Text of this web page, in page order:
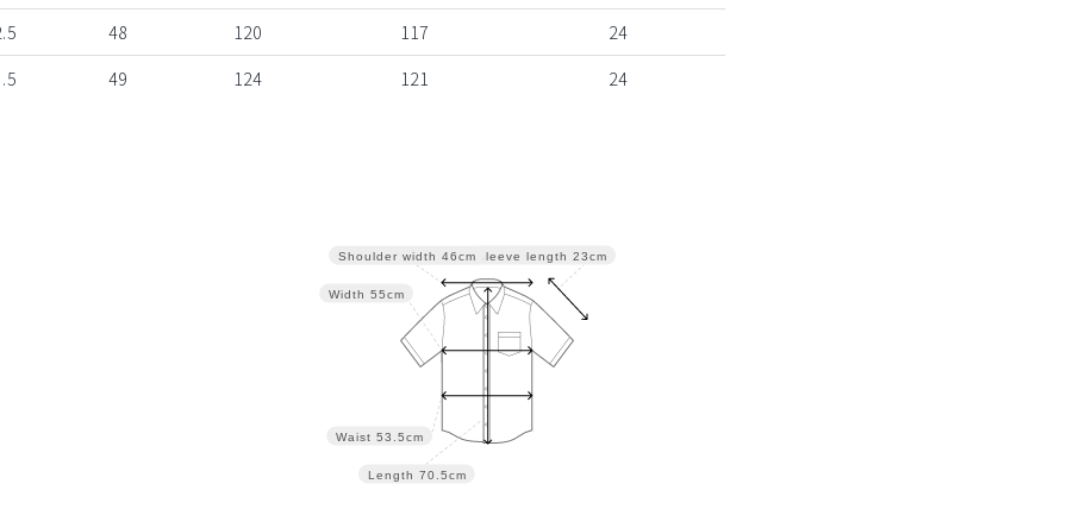
48 120 117
24
49 124 121 24
Sleeve length 23cm
Length 70.5cm
Waist 53.5cm
Width 55cm
Shoulder width 46cm